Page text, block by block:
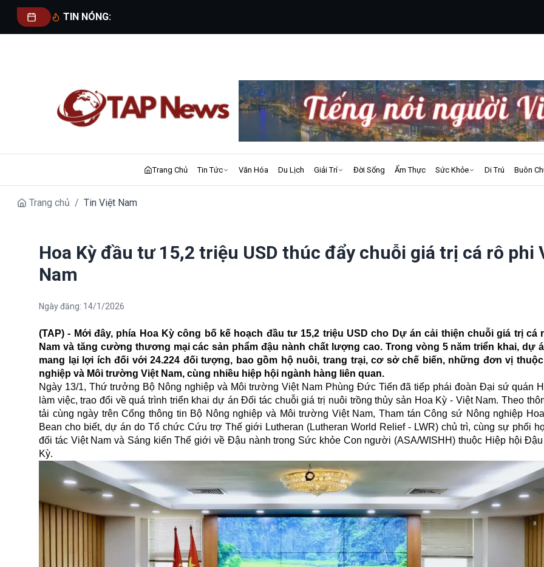
TIN NÓNG:
Trang Chủ Tin Tức Văn Hóa Du Lịch Giải Trí Đời Sống Ẩm Thực Sức Khỏe Di Trú Buôn
Trang chủ / Tin Việt Nam
Hoa Kỳ đầu tư 15,2 triệu USD thúc đẩy chuỗi giá trị cá rô phi
Nam
Ngày đăng: 14/1/2026
(TAP) - Mới đây, phía Hoa Kỳ công bố kế hoạch đầu tư 15,2 triệu USD cho Dự án cải thiện chuỗi giá trị cá
Nam và tăng cường thương mại các sản phẩm đậu nành chất lượng cao. Trong vòng 5 năm triển khai, dự
mang lại lợi ích đối với 24.224 đối tượng, bao gồm hộ nuôi, trang trại, cơ sở chế biến, những đơn vị
nghiệp và Môi trường Việt Nam, cùng nhiều hiệp hội ngành hàng liên quan.
Ngày 13/1, Thứ trưởng Bộ Nông nghiệp và Môi trường Việt Nam Phùng Đức Tiến đã tiếp phái đoàn Đại sứ quán
làm việc, trao đổi về quá trình triển khai dự án Đối tác chuỗi giá trị nuôi trồng thủy sản Hoa Kỳ - Việt Nam. Theo
tải cùng ngày trên Cổng thông tin Bộ Nông nghiệp và Môi trường Việt Nam, Tham tán Công sứ Nông nghiệp
Bean cho biết, dự án do Tổ chức Cứu trợ Thế giới Lutheran (Lutheran World Relief - LWR) chủ trì, cùng sự phối
đối tác Việt Nam và Sáng kiến Thế giới về Đậu nành trong Sức khỏe Con người (ASA/WISHH) thuộc Hiệp hội
Kỳ.